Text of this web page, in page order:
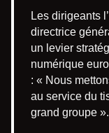
Les dirigeants
directrice
un levier
numérique
: « Nous
au service du
grand groupe ».